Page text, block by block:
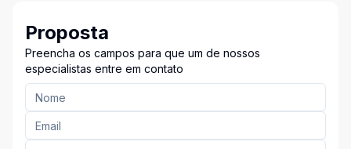
Proposta
Preencha os campos para que um de nossos
especialistas entre em contato